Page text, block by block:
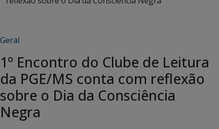
Geral
1º Encontro do Clube de Leitura
da PGE/MS conta com reflexão
sobre o Dia da Consciência
Negra